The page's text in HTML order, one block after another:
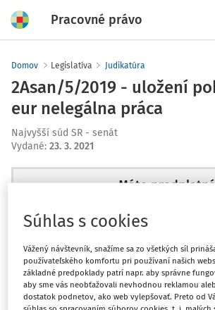
Pracovné právo
Domov Legislatíva Judikatúra
2Asan/5/2019 - uložení
eur nelegálna práca
Najvyšší súd SR - senát
Vydané: 23. 3. 2021
Máte
Tento dokument je
predplatiteľov
Súhlas s cookies
Vážený návštevník, snažíme sa zo všetkých síl
používateľského komfortu pri používaní našich
základné predpoklady patrí napr. aby správne
aby sme vás neobťažovali nevhodnou reklamou
dostatok podnetov, ako web vylepšovať. Preto od